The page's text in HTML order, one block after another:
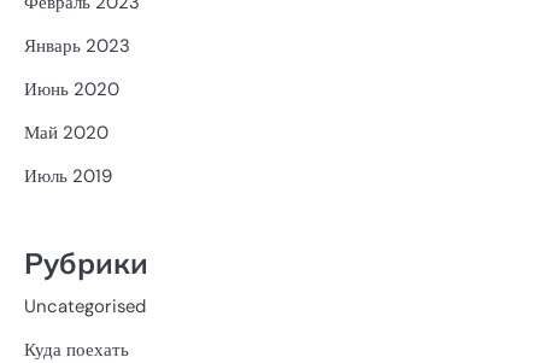
Январь 2023
Июнь 2020
Май 2020
Июль 2019
Рубрики
Uncategorised
Куда поехать